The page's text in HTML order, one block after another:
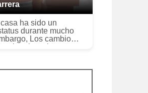
ha sido un
durante mucho
Los cambios
culturales y los
casa...